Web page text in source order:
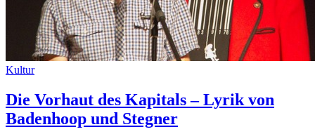
Kultur
Die Vorhaut des Kapitals – Lyrik von
Badenhoop und Stegner